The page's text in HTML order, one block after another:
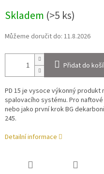
cena:
Skladem (>5 ks)
Můžeme doručit do: 11.8.2026
Přidat do
PD 15 je vysoce výkonný
spalovacího systému. Pro
nebo jako první krok BG
245.
Detailní informace